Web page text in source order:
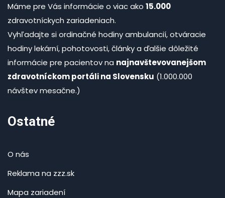
Máme pre Vás informácie o viac ako 15.000
zdravotníckych zariadeniach.
Vyhľadajte si ordinačné hodiny ambulancií, otváracie
hodiny lekární, pohotovosti, články a ďalšie dôležité
informácie pre pacientov na najnavštevovanejšom
zdravotníckom portáli na Slovensku (1.000.000
návštev mesačne.)
Ostatné
O nás
Reklama na zzz.sk
Mapa zariadení